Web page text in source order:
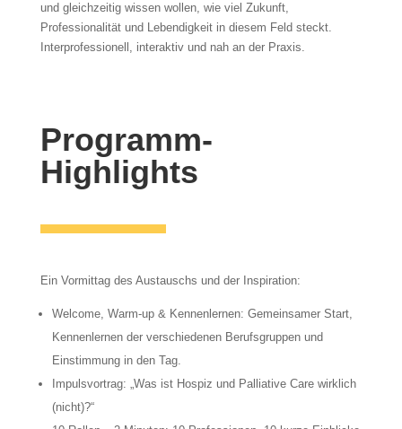
und gleichzeitig wissen wollen, wie viel Zukunft,
Professionalität und Lebendigkeit in diesem Feld steckt.
Interprofessionell, interaktiv und nah an der Praxis.
Programm-
Highlights
Ein Vormittag des Austauschs und der Inspiration:
Welcome, Warm-up & Kennenlernen: Gemeinsamer Start,
Kennenlernen der verschiedenen Berufsgruppen und
Einstimmung in den Tag.
Impulsvortrag: „Was ist Hospiz und Palliative Care wirklich
(nicht)?“